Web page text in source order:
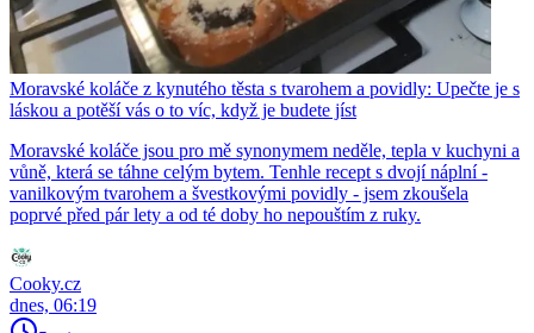
Moravské koláče z kynutého těsta s tvarohem a povidly: Upečte je s
láskou a potěší vás o to víc, když je budete jíst
Moravské koláče jsou pro mě synonymem neděle, tepla v kuchyni a
vůně, která se táhne celým bytem. Tenhle recept s dvojí náplní -
vanilkovým tvarohem a švestkovými povidly - jsem zkoušela
poprvé před pár lety a od té doby ho nepouštím z ruky.
Cooky.cz
dnes, 06:19